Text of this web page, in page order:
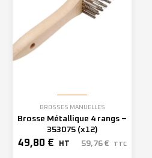
BROSSES MANUELLES
Brosse Métallique 4 rangs –
353075 (x12)
49,80 € HT 59,76 € TTC